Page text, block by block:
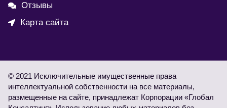
Отзывы
Карта сайта
© 2021 Исключительные имущественные права
интеллектуальной собственности на все материалы,
размещенные на сайте, принадлежат Корпорации «Глобал